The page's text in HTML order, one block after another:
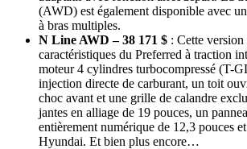
(AWD) est également disponible avec
à bras multiples.
N Line AWD – 38 171 $ : Cette
caractéristiques du Preferred à traction
moteur 4 cylindres turbocompressé (T-
injection directe de carburant, un toit
choc avant et une grille de calandre
jantes en alliage de 19 pouces, un
entièrement numérique de 12,3 pouces
Hyundai. Et bien plus encore…